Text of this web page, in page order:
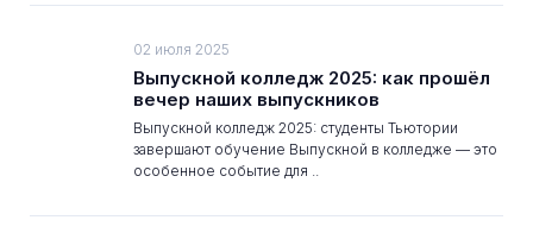
02 июля 2025
Выпускной колледж 2025: как прошёл
вечер наших выпускников
Выпускной колледж 2025: студенты Тьютории
завершают обучение Выпускной в колледже — это
особенное событие для ..